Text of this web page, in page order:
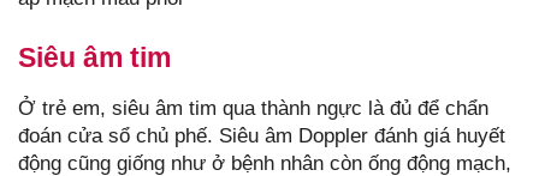
Siêu âm tim
Ở trẻ em, siêu âm tim qua thành ngực là đủ để chẩn
đoán cửa sổ chủ phế. Siêu âm Doppler đánh giá huyết
động cũng giống như ở bệnh nhân còn ống động mạch,